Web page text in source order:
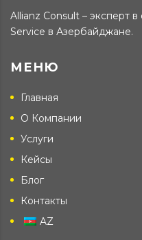
Allianz Consult – эксперт
Service в Азербайджане.
МЕНЮ
Главная
О Компании
Услуги
Кейсы
Блог
Контакты
AZ